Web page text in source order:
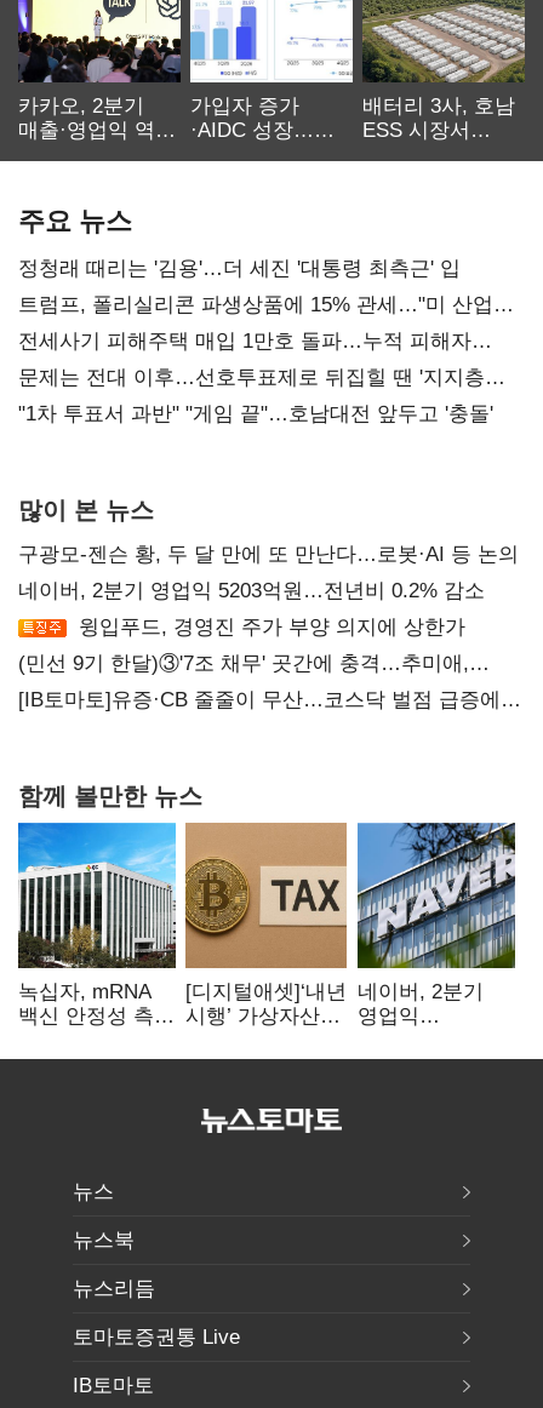
카카오, 2분기
매출·영업익 역대
가입자 증가
·AIDC 성장…
배터리 3사, 호남
ESS 시장서
주요 뉴스
정청래 때리는 '김용'…더 세진 '대통령 최측근' 입
트럼프, 폴리실리콘 파생상품에 15% 관세…"미 산업
재건"
전세사기 피해주택 매입 1만호 돌파…누적 피해자
4만278명
문제는 전대 이후…선호투표제로 뒤집힐 땐 '지지층
불복'
"1차 투표서 과반" "게임 끝"…호남대전 앞두고 '충돌'
많이 본 뉴스
구광모-젠슨 황, 두 달 만에 또 만난다…로봇·AI 등 논의
네이버, 2분기 영업익 5203억원…전년비 0.2% 감소
윙입푸드, 경영진 주가 부양 의지에 상한가
(민선 9기 한달)③'7조 채무' 곳간에 충격…추미애,
20년만에 '비상재정' 선언 승부수
[IB토마토]유증·CB 줄줄이 무산…코스닥 벌점 급증에
함께 볼만한 뉴스
녹십자, mRNA
백신 안정성 측정
[디지털애셋]‘내년
시행’ 가상자산
문턱 넘을까
네이버, 2분기
영업익
전년비 0.2%
뉴스
뉴스북
뉴스리듬
토마토증권통 Live
IB토마토